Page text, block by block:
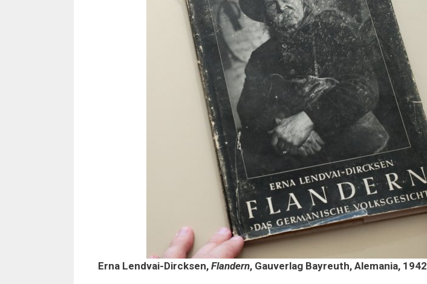
Erna Lendvai-Dircksen, Flandern, Gauverlag Bayreuth, Alemania, 1942